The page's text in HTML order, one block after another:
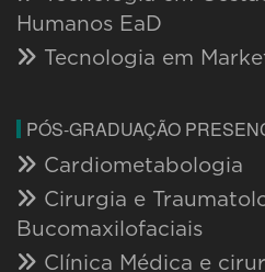
Humanos EaD
Tecnologia em
PÓS-GRADUAÇÃO
Cardiometabologia
Cirurgia e
Bucomaxilofaciais
Clínica Médica e